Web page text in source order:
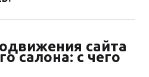
сайта
салона: с чего